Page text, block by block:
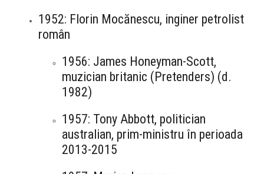
1952: Florin Mocănescu, inginer petrolist
român
1956: James Honeyman-Scott,
muzician britanic (Pretenders) (d.
1982)
1957: Tony Abbott, politician
australian, prim-ministru în perioada
2013-2015